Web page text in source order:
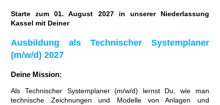
Starte zum 01. August 2027 in unserer Niederlassung
Kassel mit Deiner
Ausbildung als Technischer Systemplaner
(m/w/d) 2027
Deine Mission:
Als Technischer Systemplaner (m/w/d) lernst Du, wie man
technische Zeichnungen und Modelle von Anlagen und